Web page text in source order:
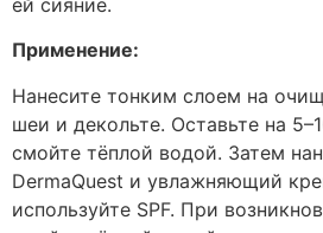
ей сияние.
Применение:
Нанесите тонким слоем на
шеи и декольте. Оставьте на
смойте тёплой водой. Затем
DermaQuest и увлажняющий
используйте SPF. При